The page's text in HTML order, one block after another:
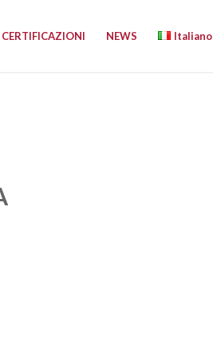
CERTIFICAZIONI NEWS Italiano